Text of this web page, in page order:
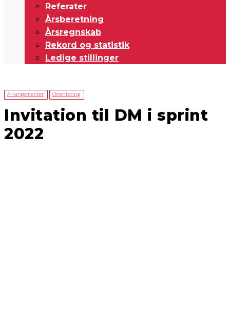
Referater
Årsberetning
Årsregnskab
Rekord og statistik
Ledige stillinger
Arrangementer Orientering
Invitation til DM i sprint
2022